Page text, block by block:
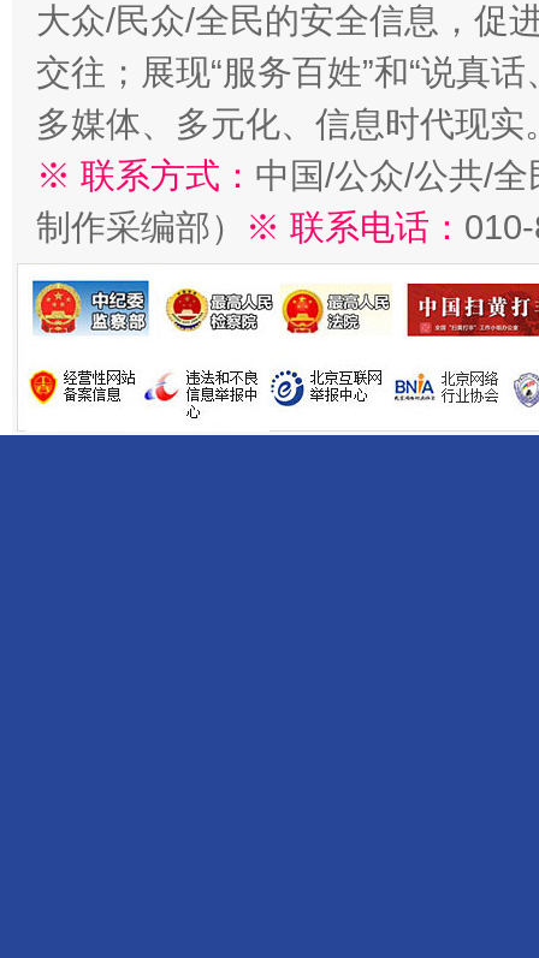
大众/民众/全民的安全信息，促
交往；展现“服务百姓”和“说真
多媒体、多元化、信息时代现实
※ 联系方式： 中国/公众/公共/
制作采编部）
※ 联系电话：